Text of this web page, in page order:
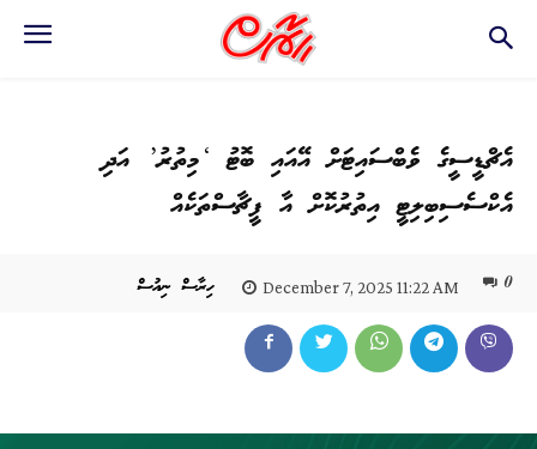
އެޗްޑީސީގެ ވެބްސައިޓަށް އޭއައި ބޮޓު ‘މިތުރު’ އަދި
އެކްސެސިބިލިޓީ އިތުރުކޮށް އާ ފީޗާސްތަކެއް
ހިރާސް ނިއުސް December 7, 2025 11:22 AM 0